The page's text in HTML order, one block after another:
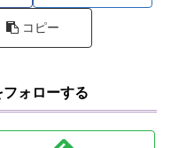
コピー
ォローする